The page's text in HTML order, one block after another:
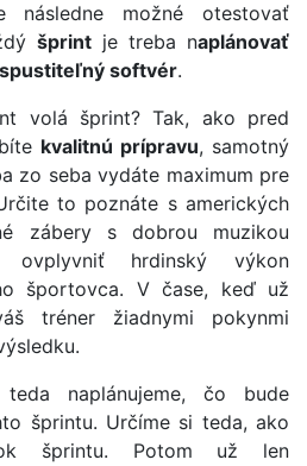
následne možné otestovať
šprint je treba naplánovať
softvér.
volá šprint? Tak, ako pred
kvalitnú prípravu, samotný
zo seba vydáte maximum pre
to poznáte s amerických
zábery s dobrou muzikou
ovplyvniť hrdinský výkon
športovca. V čase, keď už
tréner žiadnymi pokynmi
naplánujeme, čo bude
šprintu. Určíme si teda, ako
šprintu. Potom už len